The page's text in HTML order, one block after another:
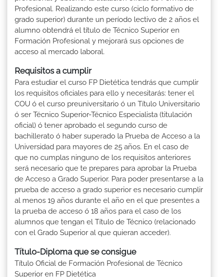
Profesional. Realizando este curso (ciclo formativo de
grado superior) durante un período lectivo de 2 años el
alumno obtendrá el título de Técnico Superior en
Formación Profesional y mejorará sus opciones de
acceso al mercado laboral.
Requisitos a cumplir
Para estudiar el curso FP Dietética tendrás que cumplir
los requisitos oficiales para ello y necesitarás: tener el
COU ó el curso preuniversitario ó un Título Universitario
ó ser Técnico Superior-Técnico Especialista (titulación
oficial) ó tener aprobado el segundo curso de
bachillerato ó haber superado la Prueba de Acceso a la
Universidad para mayores de 25 años. En el caso de
que no cumplas ninguno de los requisitos anteriores
será necesario que te prepares para aprobar la Prueba
de Acceso a Grado Superior. Para poder presentarse a la
prueba de acceso a grado superior es necesario cumplir
al menos 19 años durante el año en el que presentes a
la prueba de acceso ó 18 años para el caso de los
alumnos que tengan el Título de Técnico (relacionado
con el Grado Superior al que quieran acceder).
Título-Diploma que se consigue
Título Oficial de Formación Profesional de Técnico
Superior en FP Dietética